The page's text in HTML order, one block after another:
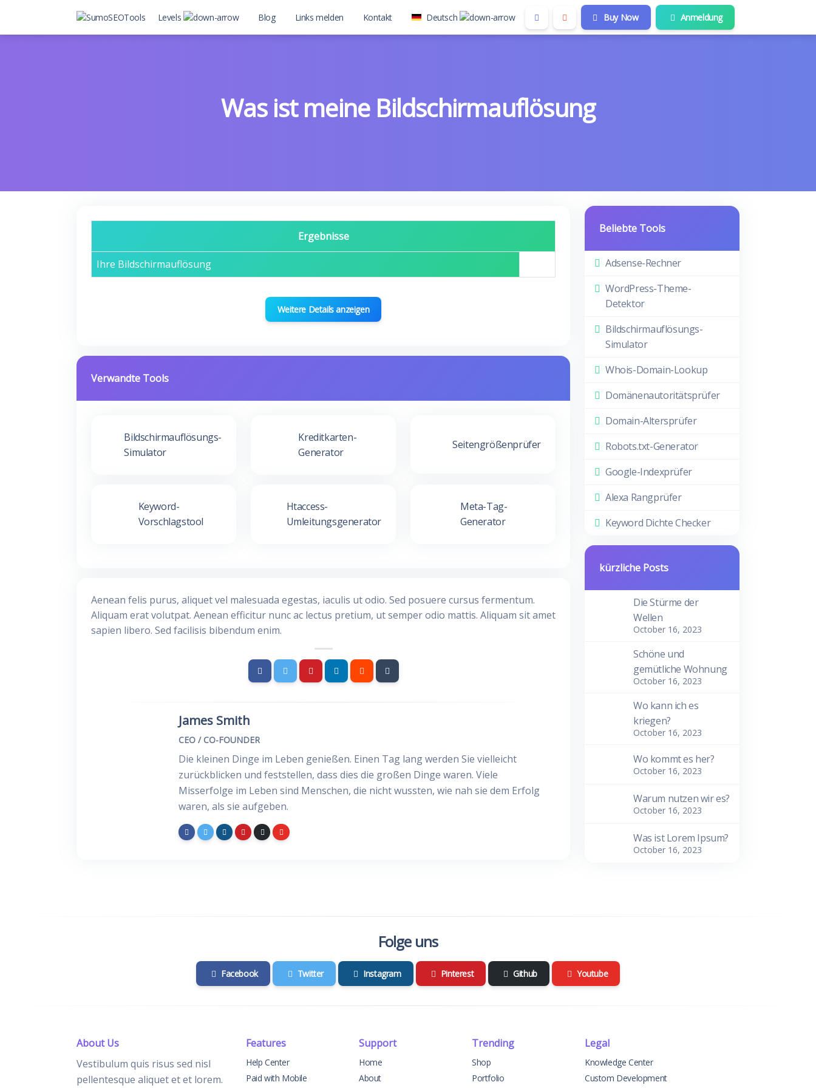
Levels Blog Links melden Kontakt Deutsch Buy Now Anmeldung
Was ist meine Bildschirmauflösung
Ergebnisse
Ihre Bildschirmauflösung
Weitere Details anzeigen
Verwandte Tools
Bildschirmauflösungs-
Simulator
Kreditkarten-
Generator
Seitengrößenprüfer
Keyword-
Vorschlagstool
Htaccess-
Umleitungsgenerator
Meta-Tag-
Generator
Aenean felis purus, aliquet vel malesuada egestas, iaculis ut odio. Sed posuere cursus fermentum.
Aliquam erat volutpat. Aenean efficitur nunc ac lectus pretium, ut semper odio mattis. Aliquam sit amet
sapien libero. Sed facilisis bibendum enim.
James Smith
CEO / CO-FOUNDER
Die kleinen Dinge im Leben genießen. Einen Tag lang werden Sie vielleicht
zurückblicken und feststellen, dass dies die großen Dinge waren. Viele
Misserfolge im Leben sind Menschen, die nicht wussten, wie nah sie dem Erfolg
waren, als sie aufgeben.
Beliebte Tools
Adsense-Rechner
WordPress-Theme-
Detektor
Bildschirmauflösungs-
Simulator
Whois-Domain-Lookup
Domänenautoritätsprüfer
Domain-Altersprüfer
Robots.txt-Generator
Google-Indexprüfer
Alexa Rangprüfer
Keyword Dichte Checker
kürzliche Posts
Die Stürme der
Wellen
October 16, 2023
Schöne und
gemütliche Wohnung
October 16, 2023
Wo kann ich es
kriegen?
October 16, 2023
Wo kommt es her?
October 16, 2023
Warum nutzen wir es?
October 16, 2023
Was ist Lorem Ipsum?
October 16, 2023
Folge uns
Facebook Twitter Instagram Pinterest Github Youtube
About Us
Vestibulum quis risus sed nisl
pellentesque aliquet et et lorem.
Features
Help Center
Paid with Mobile
Support
Home
About
Trending
Shop
Portfolio
Legal
Knowledge Center
Custom Development